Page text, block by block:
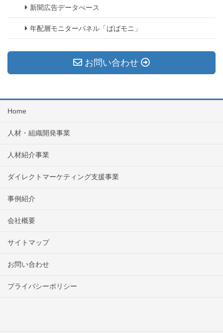
新聞広告データべース
年配層モニターパネル「ばばモニ」
お問い合わせ
Home
人材・組織開発事業
人材紹介事業
ダイレクトマーケティング支援事業
事例紹介
会社概要
サイトマップ
お問い合わせ
プライバシーポリシー